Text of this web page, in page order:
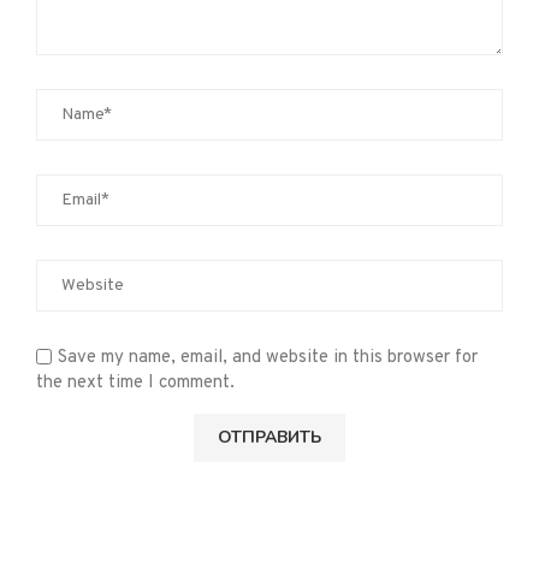
Save my name, email, and website in this browser for
the next time I comment.